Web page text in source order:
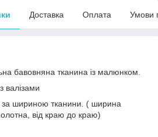
Доставка Оплата Умови
бавовняна тканина із малюнком.
валізами
шириною тканини. ( ширина
від краю до краю)